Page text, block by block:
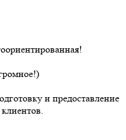
и предоставление